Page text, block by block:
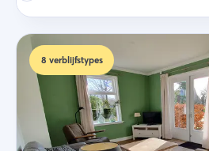
8 verblijfstypes